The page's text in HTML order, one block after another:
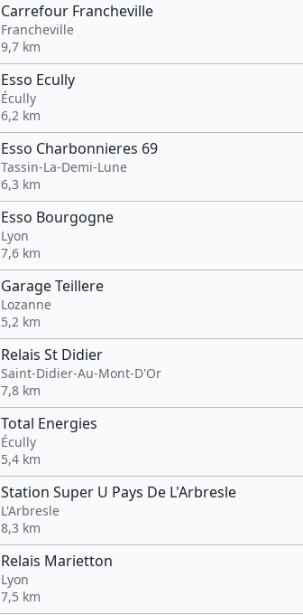
Carrefour Francheville
Francheville
9,7 km
Esso Ecully
Écully
6,2 km
Esso Charbonnieres 69
Tassin-La-Demi-Lune
6,3 km
Esso Bourgogne
Lyon
7,6 km
Garage Teillere
Lozanne
5,2 km
Relais St Didier
Saint-Didier-Au-Mont-D'Or
7,8 km
Total Energies
Écully
5,4 km
Station Super U Pays De L'Arbresle
L'Arbresle
8,3 km
Relais Marietton
Lyon
7,5 km